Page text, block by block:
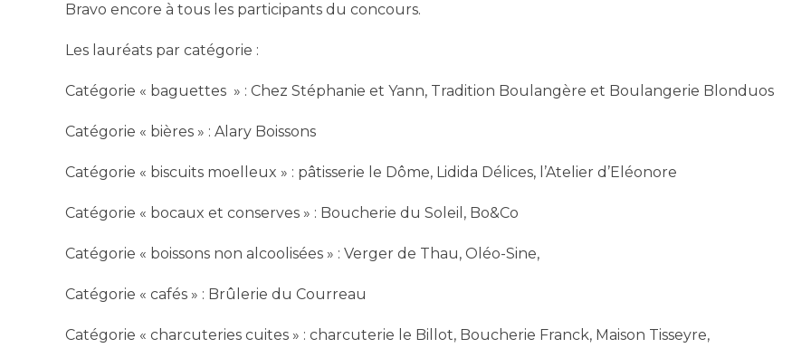
Bravo encore à tous les participants du concours.
Les lauréats par catégorie :
Catégorie « baguettes » : Chez Stéphanie et Yann, Tradition Boulangère et Boulangerie Blonduos
Catégorie « bières » : Alary Boissons
Catégorie « biscuits moelleux » : pâtisserie le Dôme, Lidida Délices, l’Atelier d’Eléonore
Catégorie « bocaux et conserves » : Boucherie du Soleil, Bo&Co
Catégorie « boissons non alcoolisées » : Verger de Thau, Oléo-Sine,
Catégorie « cafés » : Brûlerie du Courreau
Catégorie « charcuteries cuites » : charcuterie le Billot, Boucherie Franck, Maison Tisseyre,